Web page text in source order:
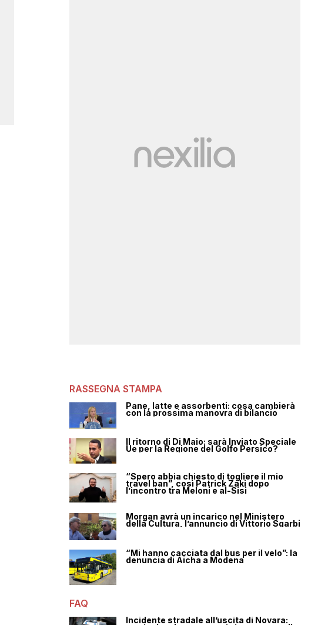
RASSEGNA STAMPA
Pane, latte e assorbenti: cosa cambierà
con la prossima manovra di bilancio
Il ritorno di Di Maio: sarà Inviato Speciale
Ue per la Regione del Golfo Persico?
“Spero abbia chiesto di togliere il mio
travel ban”, così Patrick Zaki dopo
l’incontro tra Meloni e al-Sisi
Morgan avrà un incarico nel Ministero
della Cultura, l’annuncio di Vittorio Sgarbi
“Mi hanno cacciata dal bus per il velo”: la
denuncia di Aicha a Modena
FAQ
Incidente stradale all’uscita di Novara: